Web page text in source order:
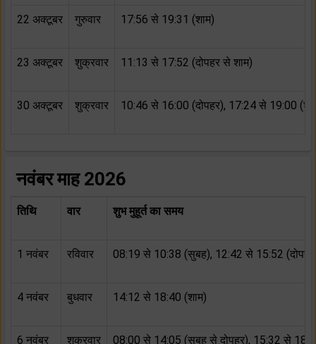
22 अक्टूबर गुरुवार 17:56 से 19:31 (शाम)
23 अक्टूबर शुक्रवार 11:13 से 17:52 (दोपहर से शाम)
30 अक्टूबर शुक्रवार 10:46 से 16:00 (दोपहर), 17:24 से 19:00
नवंबर माह 2026
तिथि वार शुभ मुहूर्त का समय
1 नवंबर रविवार 08:19 से 10:38 (सुबह), 12:42 से 15:52
4 नवंबर बुधवार 14:12 से 18:40 (शाम)
6 नवंबर शुक्रवार 08:00 से 14:05 (सुबह से दोपहर), 15:32 से